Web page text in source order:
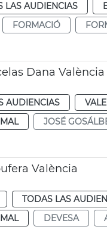
LAS AUDIENCIAS
FORMACIÓ
Dana València
AUDIENCIAS
JOSÉ
València
TODAS LAS
DEVESA